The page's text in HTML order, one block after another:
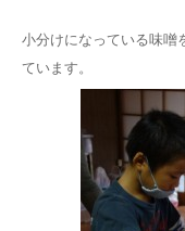
小分けになっている味噌
ています。